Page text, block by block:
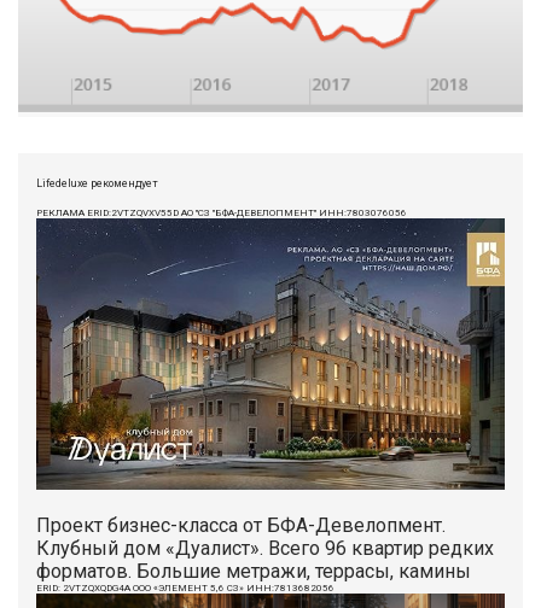
Lifedeluxe рекомендует
РЕКЛАМА ERID:2VTZQVXV55D АО "СЗ "БФА-ДЕВЕЛОПМЕНТ" ИНН:7803076056
Проект бизнес-класса от БФА-Девелопмент.
Клубный дом «Дуалист». Всего 96 квартир редких
форматов. Большие метражи, террасы, камины
ERID: 2VTZQXQDG4A ООО «ЭЛЕМЕНТ 5,6 СЗ» ИНН:7813682056